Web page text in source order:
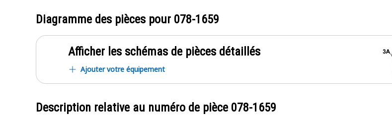
Diagramme des pièces pour 078-1659
Afficher les schémas de pièces détaillés
Ajouter votre équipement
Description relative au numéro de pièce 078-1659